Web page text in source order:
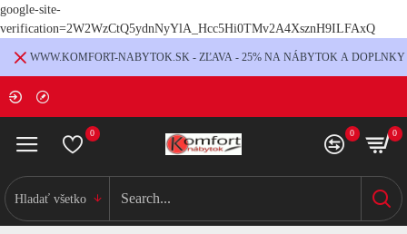
google-site-
verification=2W2WzCtQ5ydnNyYlA_Hcc5Hi0TMv2A4XsznH9ILFAxQ
WWW.KOMFORT-NABYTOK.SK - ZĽAVA - 25% NA NÁBYTOK A DOPLNKY
0 0 0
Hladať všetko